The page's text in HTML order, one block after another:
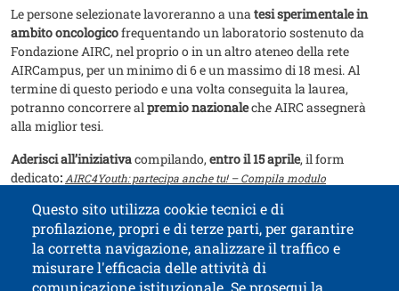
Le persone selezionate lavoreranno a unatesi sperimentale in
ambito oncologicofrequentando un laboratorio sostenuto da
Fondazione AIRC, nel proprio o in un altro ateneo della rete
AIRCampus, per un minimo di 6 e un massimo di 18 mesi. Al
termine di questo periodo e una volta conseguita la laurea,
potranno concorrere alpremio nazionaleche AIRC assegnerà
alla miglior tesi.
Aderisci all’iniziativacompilando,entro il 15 aprile, il form
dedicato: AIRC4Youth: partecipa anche tu! – Compila modulo
Documento
Presentazione AIRC4Youth 2026 ( PDF | 98.04 KB )
Questo sito utilizza cookie tecnici e di
profilazione, propri e di terze parti, per garantire
la corretta navigazione, analizzare il traffico e
misurare l'efficacia delle attività di
comunicazione istituzionale. Se prosegui la